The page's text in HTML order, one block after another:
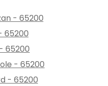
- 65200
65200
65200
- 65200
- 65200